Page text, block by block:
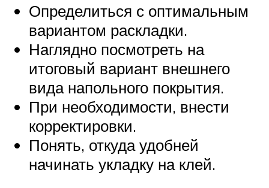
Определиться с оптимальным
вариантом раскладки.
Наглядно посмотреть на
итоговый вариант внешнего
вида напольного покрытия.
При необходимости, внести
корректировки.
Понять, откуда удобней
начинать укладку на клей.